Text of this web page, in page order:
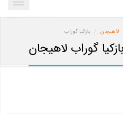
لاهیجان بازکیا گوراب
گوراب لاهیجان